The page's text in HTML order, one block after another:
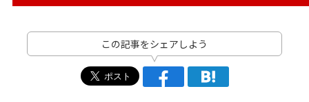
この記事をシェアしよう